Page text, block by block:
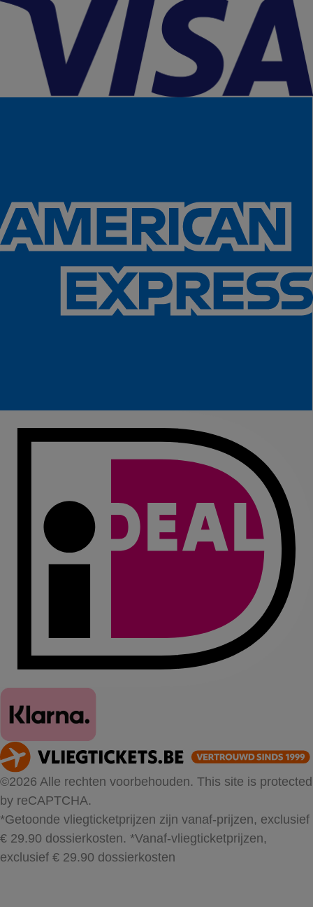
©2026 Alle rechten voorbehouden. This site is protected
by reCAPTCHA.
*Getoonde vliegticketprijzen zijn vanaf-prijzen, exclusief
€ 29.90 dossierkosten. *Vanaf-vliegticketprijzen,
exclusief € 29.90 dossierkosten